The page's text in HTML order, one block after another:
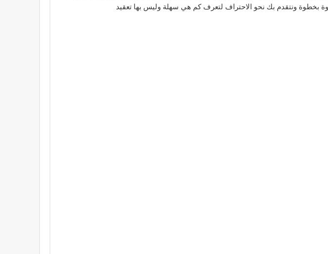
بخطوة ونتقدم بك نحو الاحتراف لتعرف كم هي سهلة وليس بها تعقيد